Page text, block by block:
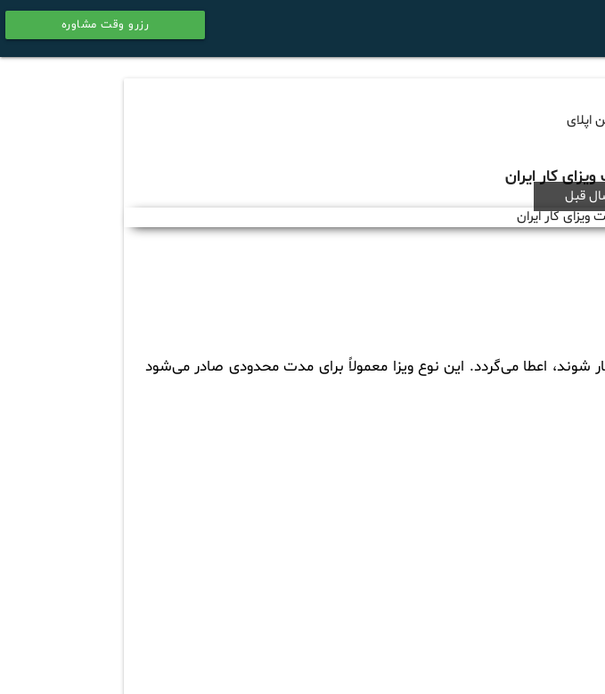
رزرو وقت مشاوره
calendar
اپلای
کار ایران
قبل
شوند، اعطا می‌گردد. این نوع ویزا معمولاً برای مدت محدودی صادر می‌شود